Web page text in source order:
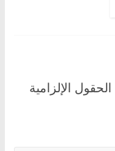
الحقول الإلزامية